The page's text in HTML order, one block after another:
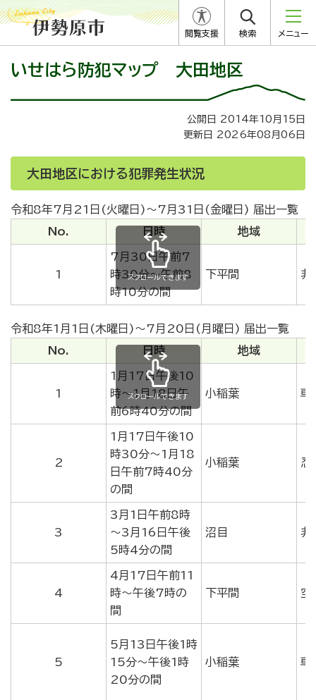
閲覧支援 検索 メニュー
いせはら防犯マップ 大田地区
公開日 2014年10月15日
更新日 2026年08月06日
大田地区における犯罪発生状況
令和8年7月21日(火曜日)～7月31日(金曜日) 届出一覧
No.
日時 地域
1
7月30日午前7
時30分～午前8
時10分の間
下平間 非
スクロールできます
令和8年1月1日(木曜日)～7月20日(月曜日) 届出一覧
No.
日時 地域
1
1月17日午後10
時～1月18日午
前6時40分の間
小稲葉 車
2
1月17日午後10
時30分～1月18
日午前7時40分
の間
小稲葉 忍
3
3月1日午前8時
～3月16日午後
5時4分の間
沼目 非
4
4月17日午前11
時～午後7時の
間
下平間 空
5
5月13日午後1時
15分～午後1時
20分の間
小稲葉 車
スクロールできます